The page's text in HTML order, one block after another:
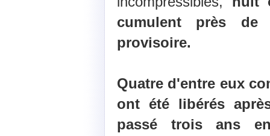
cumulent près
provisoire.
Quatre d'entre eux
ont été libérés
passé trois ans